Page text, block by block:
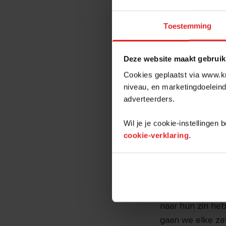
Toestemming
Deze website maakt
Cookies geplaatst via
niveau, en
adverteerders.
Wil je je cookie-instellingen
cookie-verklaring.
GROTE
Intussen woont
ook met hun
spijt van hun
“Iedereen
Al die
woont. Met
bewoners
naar hun zin
gaan we elke